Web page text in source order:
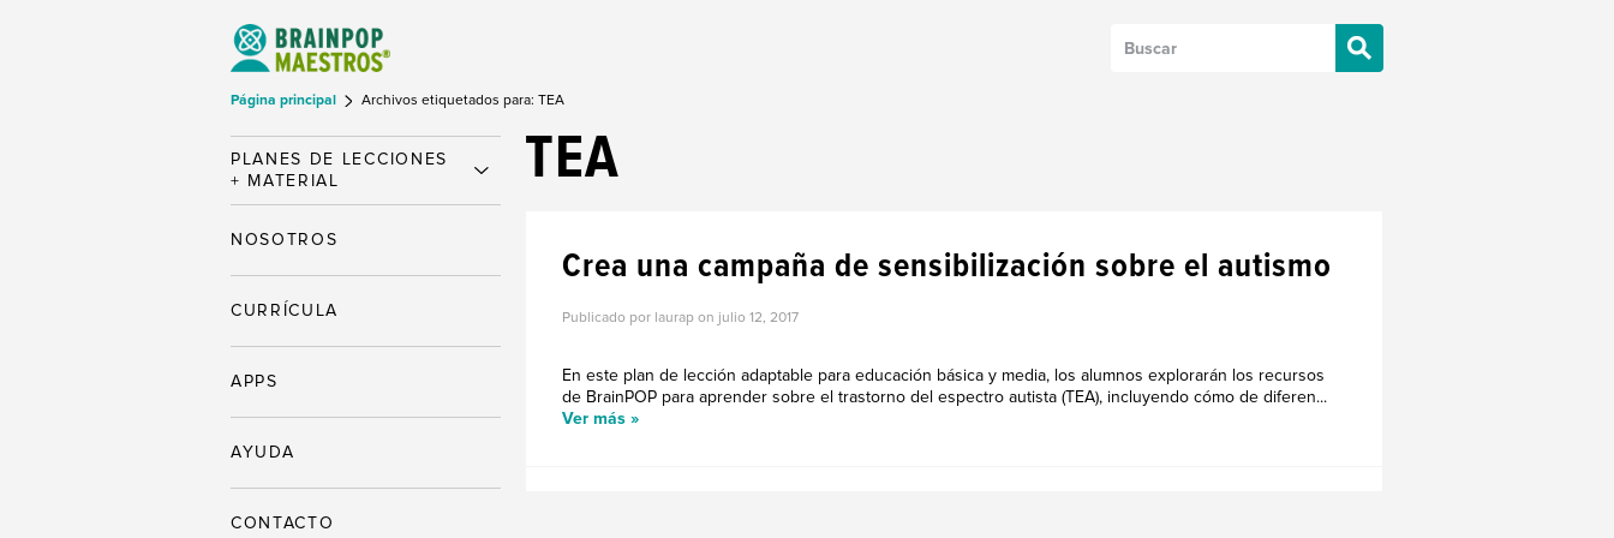
Página principal Archivos etiquetados para: TEA
TEA
Crea una campaña de sensibilización sobre el autismo
Publicado por laurap on julio 12, 2017
En este plan de lección adaptable para educación básica y media, los alumnos explorarán los recursos
de BrainPOP para aprender sobre el trastorno del espectro autista (TEA), incluyendo cómo de diferen...
Ver más »
PLANES DE LECCIONES
+ MATERIAL
NOSOTROS
CURRÍCULA
APPS
AYUDA
CONTACTO